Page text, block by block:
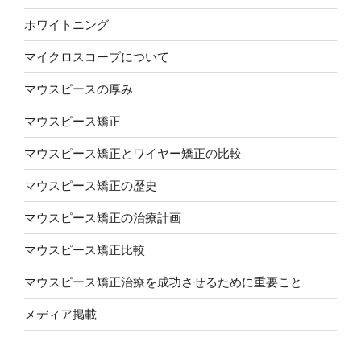
ホワイトニング
マイクロスコープについて
マウスピースの厚み
マウスピース矯正
マウスピース矯正とワイヤー矯正の比較
マウスピース矯正の歴史
マウスピース矯正の治療計画
マウスピース矯正比較
マウスピース矯正治療を成功させるために重要こと
メディア掲載